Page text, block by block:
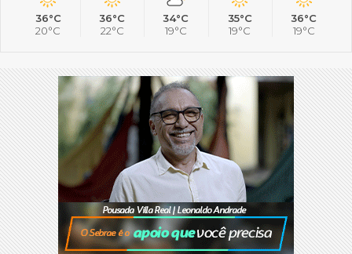
36°C
20°C
36°C
22°C
34°C
19°C
35°C
19°C
36°C
19°C